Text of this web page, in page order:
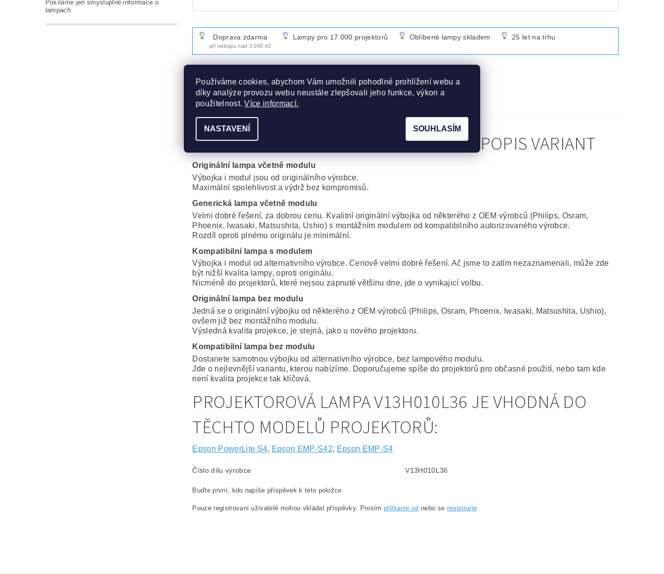
Posíláme jen smysluplné informace o
lampách
Doprava zdarma
při nákupu nad 3 000 Kč
Lampy pro 17 000 projektorů Oblíbené lampy skladem 25 let na trhu
POPIS
PARAMETRY
DISKUZE
PROJEKTOROVÁ LAMPA V13H010L36 - POPIS VARIANT
Originální lampa včetně modulu
Výbojka i modul jsou od originálního výrobce.
Maximální spolehlivost a výdrž bez kompromisů.
Generická lampa včetně modulu
Velmi dobré řešení, za dobrou cenu. Kvalitní originální výbojka od některého z OEM výrobců (Philips, Osram,
Phoenix, Iwasaki, Matsushita, Ushio) s montážním modulem od kompatibilního autorizovaného výrobce.
Rozdíl oproti plnému originálu je minimální.
Kompatibilní lampa s modulem
Výbojka i modul od alternativního výrobce. Cenově velmi dobré řešení. Ač jsme to zatím nezaznamenali, může zde
být nižší kvalita lampy, oproti originálu.
Nicméně do projektorů, které nejsou zapnuté většinu dne, jde o vynikajicí volbu.
Originální lampa bez modulu
Jedná se o originální výbojku od některého z OEM výrobců (Philips, Osram, Phoenix, Iwasaki, Matsushita, Ushio),
ovšem již bez montážního modulu.
Výsledná kvalita projekce, je stejná, jako u nového projektoru.
Kompatibilní lampa bez modulu
Dostanete samotnou výbojku od alternativního výrobce, bez lampového modulu.
Jde o nejlevnější variantu, kterou nabízíme. Doporučujeme spíše do projektorů pro občasné použití, nebo tam kde
není kvalita projekce tak klíčová.
PROJEKTOROVÁ LAMPA V13H010L36 JE VHODNÁ DO
TĚCHTO MODELŮ PROJEKTORŮ:
Epson PowerLite S4, Epson EMP-S42, Epson EMP-S4
Číslo dílu výrobce V13H010L36
Buďte první, kdo napíše příspěvek k této položce.
Pouze registrovaní uživatelé mohou vkládat příspěvky. Prosím přihlaste se nebo se registrujte
Používáme cookies, abychom Vám umožnili pohodlné prohlížení webu a
díky analýze provozu webu neustále zlepšovali jeho funkce, výkon a
použitelnost.Více informací.
NASTAVENÍ SOUHLASÍM